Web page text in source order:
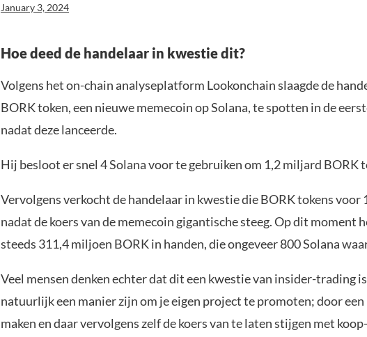
January 3, 2024
Hoe deed de handelaar in kwestie dit?
Volgens het on-chain analyseplatform Lookonchain slaagde de
BORK token, een nieuwe memecoin op Solana, te spotten in de
nadat deze lanceerde.
Hij besloot er snel 4 Solana voor te gebruiken om 1,2 miljard BORK
Vervolgens verkocht de handelaar in kwestie die BORK tokens voor
nadat de koers van de memecoin gigantische steeg. Op dit moment
steeds 311,4 miljoen BORK in handen, die ongeveer 800 Solana
Veel mensen denken echter dat dit een kwestie van insider-trading
natuurlijk een manier zijn om je eigen project te promoten; door
maken en daar vervolgens zelf de koers van te laten stijgen met